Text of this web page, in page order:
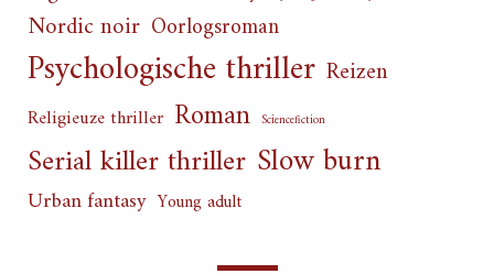
Nordic noir Oorlogsroman
Psychologische thriller Reizen
Religieuze thriller Roman Sciencefiction
Serial killer thriller Slow burn
Urban fantasy Young adult